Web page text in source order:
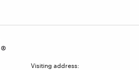
Visiting address: